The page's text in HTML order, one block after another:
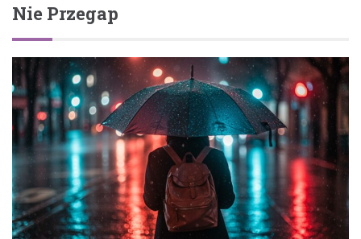
Nie Przegap